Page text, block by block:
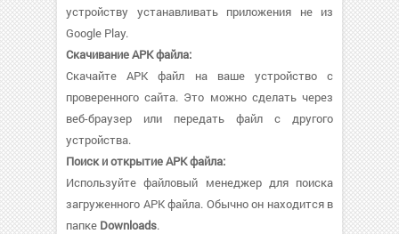
устройству устанавливать приложения не из
Google Play.
Скачивание APK файла:
Скачайте APK файл на ваше устройство с
проверенного сайта. Это можно сделать через
веб-браузер или передать файл с другого
устройства.
Поиск и открытие APK файла:
Используйте файловый менеджер для поиска
загруженного APK файла. Обычно он находится в
папке Downloads.